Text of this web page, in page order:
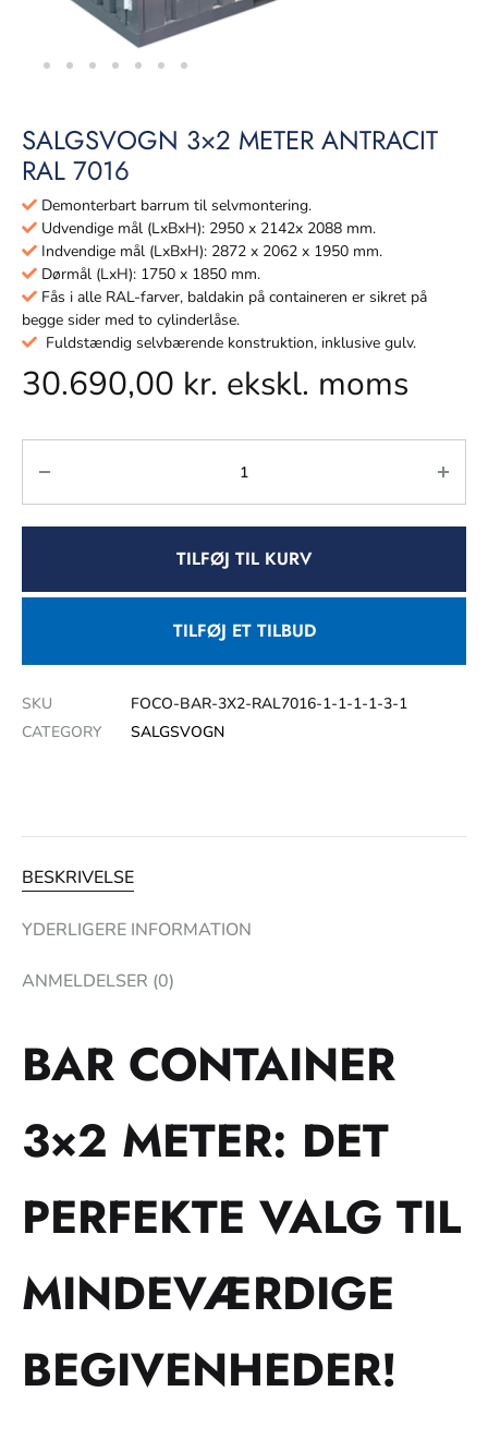
SALGSVOGN 3×2 METER ANTRACIT
RAL 7016
Demonterbart barrum til selvmontering.
Udvendige mål (LxBxH): 2950 x 2142x 2088 mm.
Indvendige mål (LxBxH): 2872 x 2062 x 1950 mm.
Dørmål (LxH): 1750 x 1850 mm.
Fås i alle RAL-farver, baldakin på containeren er sikret på
begge sider med to cylinderlåse.
Fuldstændig selvbærende konstruktion, inklusive gulv.
30.690,00 kr. ekskl. moms
TILFØJ TIL KURV
TILFØJ ET TILBUD
SKU
FOCO-BAR-3X2-RAL7016-1-1-1-1-3-1
CATEGORY
SALGSVOGN
BESKRIVELSE
YDERLIGERE INFORMATION
ANMELDELSER (0)
BAR CONTAINER
3×2 METER: DET
PERFEKTE VALG TIL
MINDEVÆRDIGE
BEGIVENHEDER!